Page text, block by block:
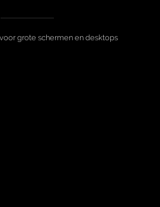
grote schermen en desktops